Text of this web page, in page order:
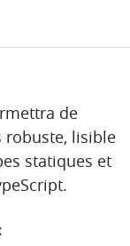
de
robuste, lisible
statiques et